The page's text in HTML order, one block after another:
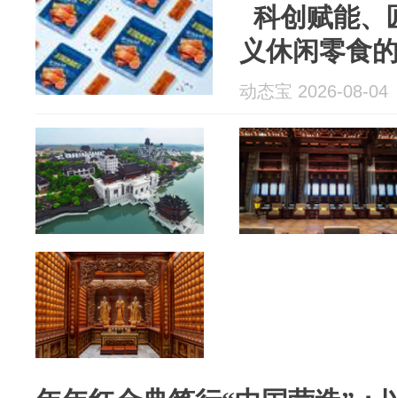
科创赋能、
义休闲零食
动态宝 2026-08-04